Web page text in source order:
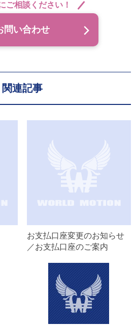
ご相談ください！
問い合わせ
関連記事
お支払口座変更のお知らせ
／お支払口座のご案内